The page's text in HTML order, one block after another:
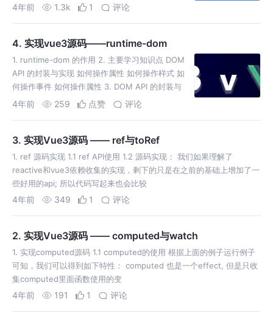
散列函数有两个关键修饰词，“单向”和“散列”。 其
4年前 1.3k 1 评论
4. 实现vue3源码——runtime-dom
1. runtime-dom 的作用 2. 主要学习知识点 DOM
API 的封装与实现 如何操作属性 如何操作样式 如
何操作事件 如何操作属性 3. DOM API 的封装与
实现 3.1 creat
4年前 259 点赞 评论
3. 实现Vue3源码 —— ref与toRef
1. ref 源码实现 1.1 ref API使用 1.2 源码实现： 我们如果理解了
reactive和vue3依赖收集的实现，剩下的只是在之前的基础上增加了一
些好用的api; 所以代码写起来也会比较
4年前 349 1 评论
2. 实现Vue3源码 —— computed与watch
1. 实现computed源码 1.1 computed的使用 根据上面的例子运行例子
可知，我们可以得到如下特性： computed 也是一个effect, 但是只收
集computed里面函数使用的变
4年前 191 1 评论